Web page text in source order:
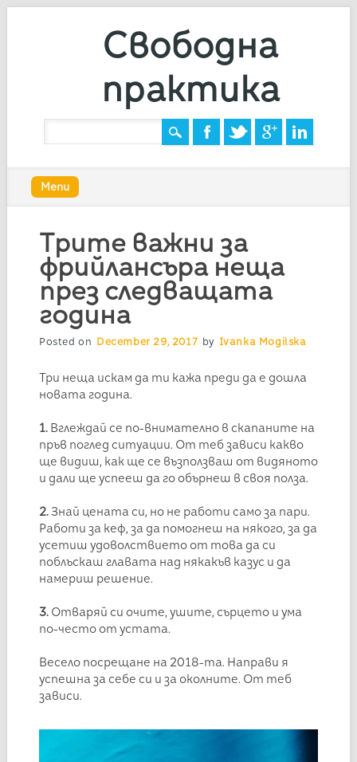
Свободна
практика
Main menu
content
Menu
Трите важни за
фрийлансъра неща
през следващата
година
Posted on December 29, 2017 by Ivanka Mogilska
Три неща искам да ти кажа преди да е дошла
новата година.
1.Вглеждай се по-внимателно в скапаните на
пръв поглед ситуации. От теб зависи какво
ще видиш, как ще се възползваш от видяното
и дали ще успееш да го обърнеш в своя полза.
2.Знай цената си, но не работи само за пари.
Работи за кеф, за да помогнеш на някого, за да
усетиш удоволствието от това да си
поблъскаш главата над някакъв казус и да
намериш решение.
3.Отваряй си очите, ушите, сърцето и ума
по-често от устата.
Весело посрещане на 2018-та. Направи я
успешна за себе си и за околните. От теб
зависи.